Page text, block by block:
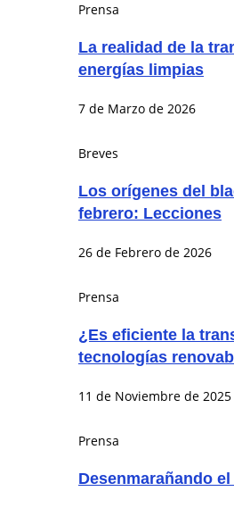
Prensa
La realidad de la
energías limpias
7 de Marzo de 2026
Breves
Los orígenes del
febrero: Lecciones
26 de Febrero de 2026
Prensa
¿Es eficiente la
tecnologías
11 de Noviembre de 2025
Prensa
Desenmarañando